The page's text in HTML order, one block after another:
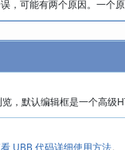
，可能有两个原因。一个
，默认编辑框是一个高
UBB 代码详细使用方法。